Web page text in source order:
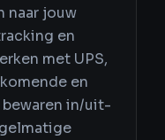
naar jouw
en
met UPS,
en
in/uit-